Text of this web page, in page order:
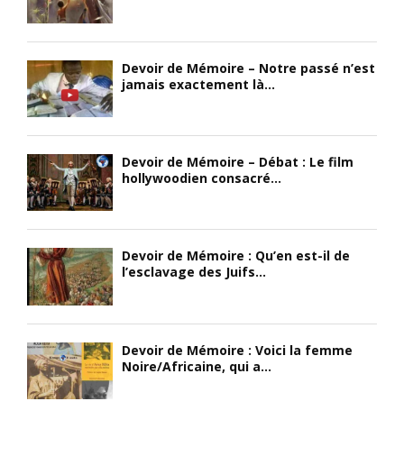
Devoir de Mémoire – Notre passé n’est
jamais exactement là...
Devoir de Mémoire – Débat : Le film
hollywoodien consacré...
Devoir de Mémoire : Qu’en est-il de
l’esclavage des Juifs...
Devoir de Mémoire : Voici la femme
Noire/Africaine, qui a...